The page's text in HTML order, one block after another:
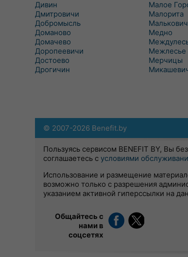
Дивин
Дмитровичи
Добромысль
Доманово
Домачево
Доропеевичи
Достоево
Дрогичин
Малое
Малорита
Медно
Межлесье
Мерчицы
© 2007-2026 Benefit.by
Пользуясь сервисом BENEFIT BY, Вы
соглашаетесь с условиями
Использование и размещение
возможно только с разрешения
указанием активной гиперссылки на
Общайтесь с
нами в
соцсетях